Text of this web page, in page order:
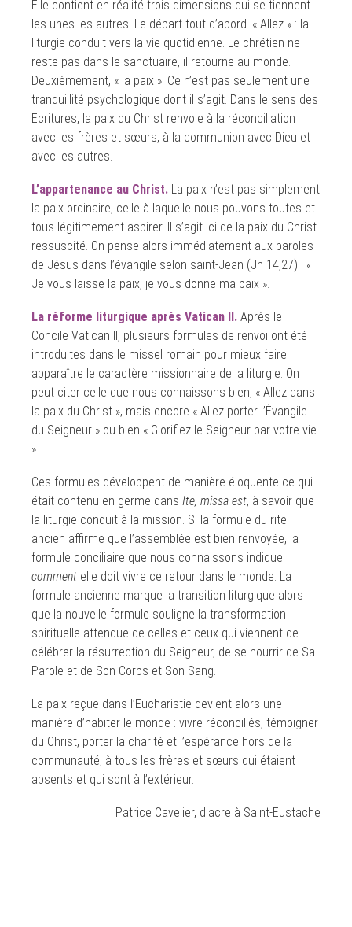
Elle contient en réalité trois dimensions qui se tiennent
les unes les autres. Le départ tout d’abord. « Allez » : la
liturgie conduit vers la vie quotidienne. Le chrétien ne
reste pas dans le sanctuaire, il retourne au monde.
Deuxièmement, « la paix ». Ce n’est pas seulement une
tranquillité psychologique dont il s’agit. Dans le sens des
Ecritures, la paix du Christ renvoie à la réconciliation
avec les frères et sœurs, à la communion avec Dieu et
avec les autres.
L’appartenance au Christ. La paix n’est pas simplement
la paix ordinaire, celle à laquelle nous pouvons toutes et
tous légitimement aspirer. Il s’agit ici de la paix du Christ
ressuscité. On pense alors immédiatement aux paroles
de Jésus dans l’évangile selon saint-Jean (Jn 14,27) : «
Je vous laisse la paix, je vous donne ma paix ».
La réforme liturgique après Vatican II. Après le
Concile Vatican II, plusieurs formules de renvoi ont été
introduites dans le missel romain pour mieux faire
apparaître le caractère missionnaire de la liturgie. On
peut citer celle que nous connaissons bien, « Allez dans
la paix du Christ », mais encore « Allez porter l’Évangile
du Seigneur » ou bien « Glorifiez le Seigneur par votre vie
»
Ces formules développent de manière éloquente ce qui
était contenu en germe dans Ite, missa est, à savoir que
la liturgie conduit à la mission. Si la formule du rite
ancien affirme que l’assemblée est bien renvoyée, la
formule conciliaire que nous connaissons indique
comment elle doit vivre ce retour dans le monde. La
formule ancienne marque la transition liturgique alors
que la nouvelle formule souligne la transformation
spirituelle attendue de celles et ceux qui viennent de
célébrer la résurrection du Seigneur, de se nourrir de Sa
Parole et de Son Corps et Son Sang.
La paix reçue dans l’Eucharistie devient alors une
manière d’habiter le monde : vivre réconciliés, témoigner
du Christ, porter la charité et l’espérance hors de la
communauté, à tous les frères et sœurs qui étaient
absents et qui sont à l’extérieur.
Patrice Cavelier, diacre à Saint-Eustache